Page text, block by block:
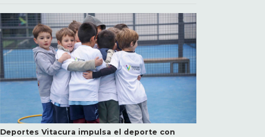
Deportes Vitacura impulsa el deporte con